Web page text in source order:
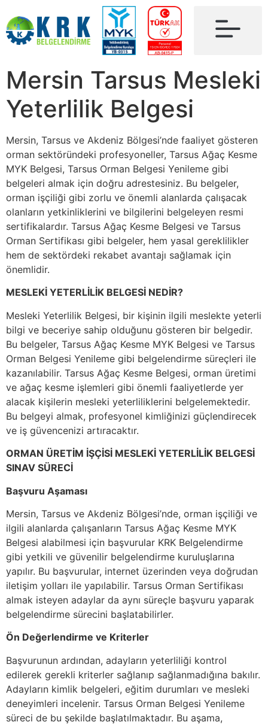
Mersin Tarsus Mesleki
Yeterlilik Belgesi
Mersin, Tarsus ve Akdeniz Bölgesi’nde faaliyet gösteren
orman sektöründeki profesyoneller, Tarsus Ağaç Kesme
MYK Belgesi, Tarsus Orman Belgesi Yenileme gibi
belgeleri almak için doğru adrestesiniz. Bu belgeler,
orman işçiliği gibi zorlu ve önemli alanlarda çalışacak
olanların yetkinliklerini ve bilgilerini belgeleyen resmi
sertifikalardır. Tarsus Ağaç Kesme Belgesi ve Tarsus
Orman Sertifikası gibi belgeler, hem yasal gereklilikler
hem de sektördeki rekabet avantajı sağlamak için
önemlidir.
MESLEKİ YETERLİLİK BELGESİ NEDİR?
Mesleki Yeterlilik Belgesi, bir kişinin ilgili meslekte yeterli
bilgi ve beceriye sahip olduğunu gösteren bir belgedir.
Bu belgeler, Tarsus Ağaç Kesme MYK Belgesi ve Tarsus
Orman Belgesi Yenileme gibi belgelendirme süreçleri ile
kazanılabilir. Tarsus Ağaç Kesme Belgesi, orman üretimi
ve ağaç kesme işlemleri gibi önemli faaliyetlerde yer
alacak kişilerin mesleki yeterliliklerini belgelemektedir.
Bu belgeyi almak, profesyonel kimliğinizi güçlendirecek
ve iş güvencenizi artıracaktır.
ORMAN ÜRETİM İŞÇİSİ MESLEKİ YETERLİLİK BELGESİ
SINAV SÜRECİ
Başvuru Aşaması
Mersin, Tarsus ve Akdeniz Bölgesi’nde, orman işçiliği ve
ilgili alanlarda çalışanların Tarsus Ağaç Kesme MYK
Belgesi alabilmesi için başvurular KRK Belgelendirme
gibi yetkili ve güvenilir belgelendirme kuruluşlarına
yapılır. Bu başvurular, internet üzerinden veya doğrudan
iletişim yolları ile yapılabilir. Tarsus Orman Sertifikası
almak isteyen adaylar da aynı süreçle başvuru yaparak
belgelendirme sürecini başlatabilirler.
Ön Değerlendirme ve Kriterler
Başvurunun ardından, adayların yeterliliği kontrol
edilerek gerekli kriterler sağlanıp sağlanmadığına bakılır.
Adayların kimlik belgeleri, eğitim durumları ve mesleki
deneyimleri incelenir. Tarsus Orman Belgesi Yenileme
süreci de bu şekilde başlatılmaktadır. Bu aşama,